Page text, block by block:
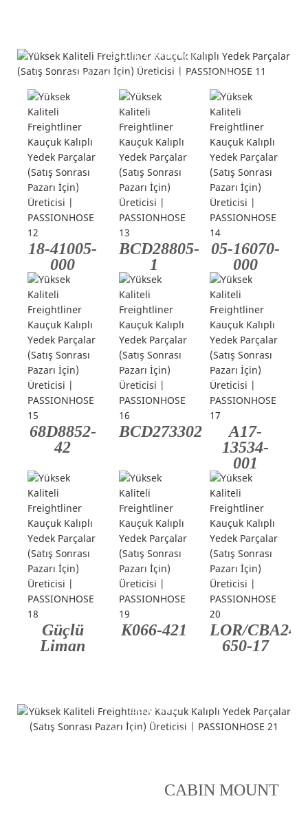
Ürün Detayları
---Çeşitli kamyon kauçuk kalıplı parçaları---
18-41005-
000
BCD28805-
1
05-16070-
000
68D8852-
42
BCD273302
A17-
13534-
001
Güçlü
Liman
K066-421
LOR/CBA24-
650-17
Başvuru
---Araçlara iyi uyuyor---
CABIN MOUNT